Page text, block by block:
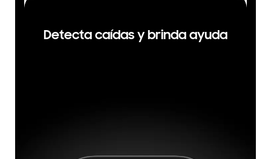
Detecta caídas y brinda ayuda